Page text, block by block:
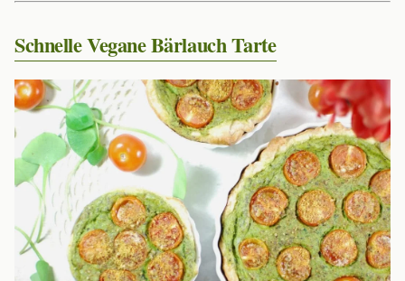
Schnelle Vegane Bärlauch Tarte